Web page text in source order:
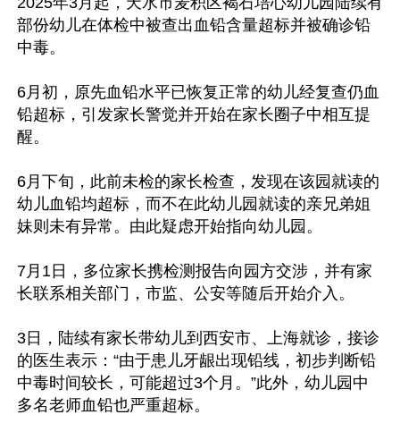
部份幼儿在体检中被查出血铅含量超标并被确诊铅
中毒。
6月初，原先血铅水平已恢复正常的幼儿经复查仍血
铅超标，引发家长警觉并开始在家长圈子中相互提
醒。
6月下旬，此前未检的家长检查，发现在该园就读的
幼儿血铅均超标，而不在此幼儿园就读的亲兄弟姐
妹则未有异常。由此疑虑开始指向幼儿园。
7月1日，多位家长携检测报告向园方交涉，并有家
长联系相关部门，市监、公安等随后开始介入。
3日，陆续有家长带幼儿到西安市、上海就诊，接诊
的医生表示：“由于患儿牙龈出现铅线，初步判断铅
中毒时间较长，可能超过3个月。”此外，幼儿园中
多名老师血铅也严重超标。